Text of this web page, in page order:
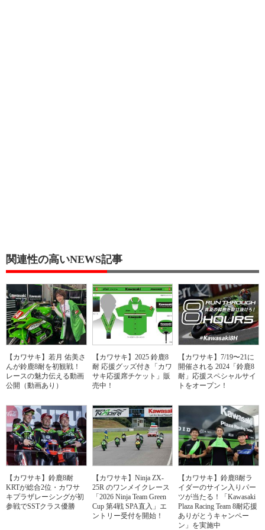
関連性の高いNEWS記事
【カワサキ】若月 佑美さ
んが鈴鹿8耐を初観戦！
レースの魅力伝える動画
公開（動画あり）
【カワサキ】2025 鈴鹿8
耐 応援グッズ付き「カワ
サキ応援席チケット」販
売中！
【カワサキ】7/19〜21に
開催される 2024「鈴鹿8
耐」応援スペシャルサイ
トをオープン！
【カワサキ】鈴鹿8耐
KRTが総合2位・カワサ
キプラザレーシングが初
参戦でSSTクラス優勝
【カワサキ】Ninja ZX-
25R のワンメイクレース
「2026 Ninja Team Green
Cup 第4戦 SPA直入」エ
ントリー受付を開始！
【カワサキ】鈴鹿8耐ラ
イダーのサイン入りパー
ツが当たる！「Kawasaki
Plaza Racing Team 8耐応援
ありがとうキャンペー
ン」を実施中